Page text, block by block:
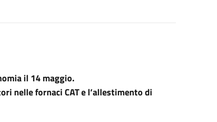
il 14 maggio.
nelle fornaci CAT e l’allestimento di